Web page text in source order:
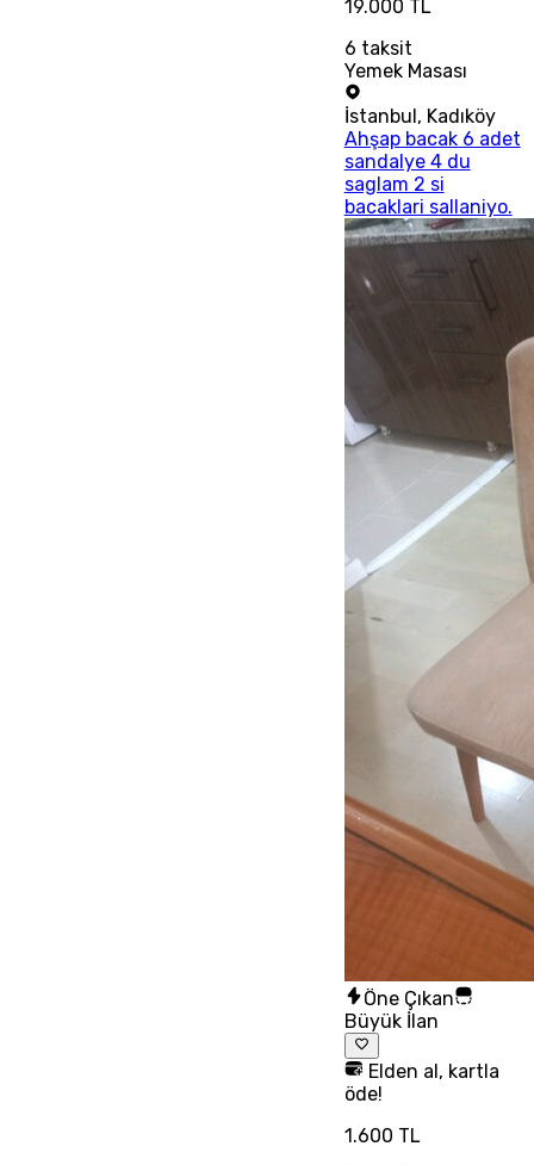
19.000 TL
6 taksit
Yemek Masası
İstanbul, Kadıköy
Ahşap bacak 6 adet
sandalye 4 du
saglam 2 si
bacaklari sallaniyo.
Öne Çıkan
Büyük İlan
Elden al, kartla
öde!
1.600 TL